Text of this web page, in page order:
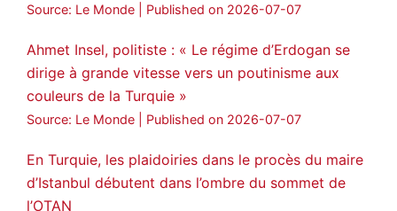
Source: Le Monde Published on 2026-07-07
Ahmet Insel, politiste : « Le régime d’Erdogan se
dirige à grande vitesse vers un poutinisme aux
couleurs de la Turquie »
Source: Le Monde Published on 2026-07-07
En Turquie, les plaidoiries dans le procès du maire
d’Istanbul débutent dans l’ombre du sommet de
l’OTAN